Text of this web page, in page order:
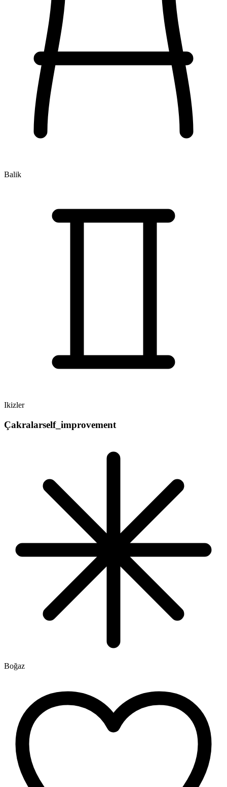
Balik
Ikizler
Çakralarself_improvement
Boğaz